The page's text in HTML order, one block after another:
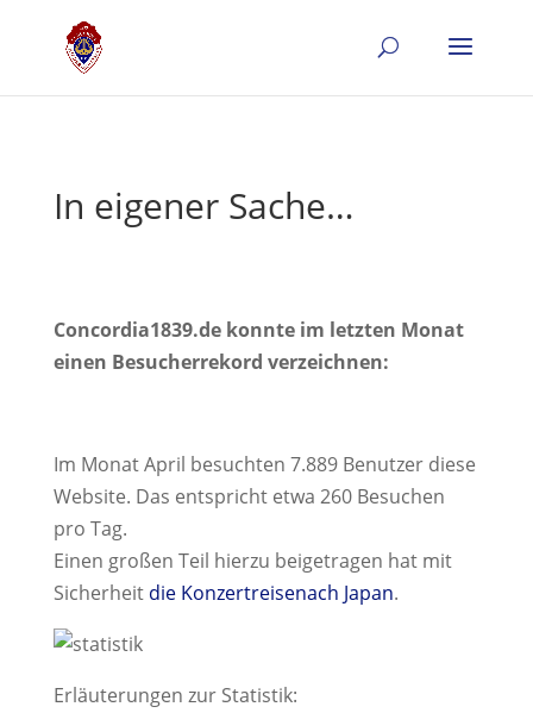
In eigener Sache…
Concordia1839.de konnte im letzten Monat
einen Besucherrekord verzeichnen:
Im Monat April besuchten 7.889 Benutzer diese
Website. Das entspricht etwa 260 Besuchen
pro Tag.
Einen großen Teil hierzu beigetragen hat mit
Sicherheit die Konzertreisenach Japan.
Erläuterungen zur Statistik: